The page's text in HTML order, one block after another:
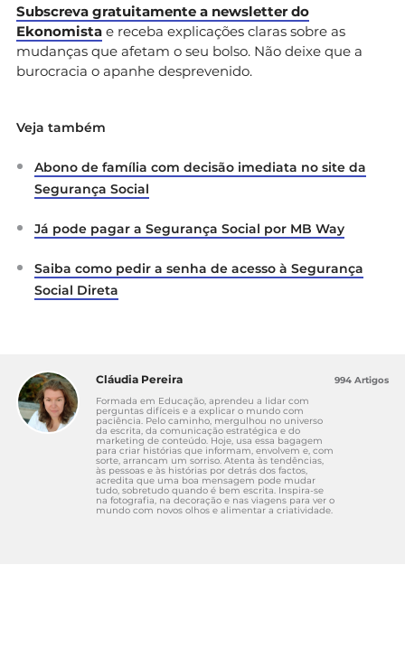
Subscreva gratuitamente a newsletter do
Ekonomista e receba explicações claras sobre as
mudanças que afetam o seu bolso. Não deixe que a
burocracia o apanhe desprevenido.
Veja também
Abono de família com decisão imediata no site da
Segurança Social
Já pode pagar a Segurança Social por MB Way
Saiba como pedir a senha de acesso à Segurança
Social Direta
Cláudia Pereira
Formada em Educação, aprendeu a lidar com
perguntas difíceis e a explicar o mundo com
paciência. Pelo caminho, mergulhou no universo
da escrita, da comunicação estratégica e do
marketing de conteúdo. Hoje, usa essa bagagem
para criar histórias que informam, envolvem e, com
sorte, arrancam um sorriso. Atenta às tendências,
às pessoas e às histórias por detrás dos factos,
acredita que uma boa mensagem pode mudar
tudo, sobretudo quando é bem escrita. Inspira-se
na fotografia, na decoração e nas viagens para ver o
mundo com novos olhos e alimentar a criatividade.
994 Artigos